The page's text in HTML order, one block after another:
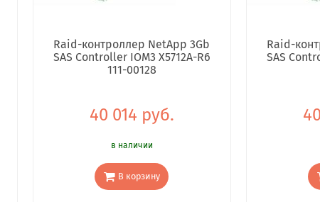
Raid-контроллер NetApp 3Gb
SAS Controller IOM3 X5712A-R6
111-00128
40 014 руб.
в наличии
В корзину
Raid-
SAS